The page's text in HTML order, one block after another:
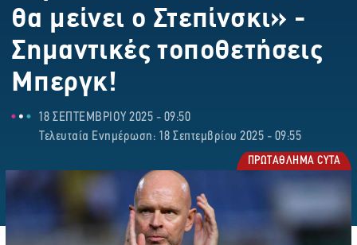
θα μείνει ο Στεπίνσκι» -
Σημαντικές τοποθετήσεις
Μπεργκ!
18 ΣΕΠΤΕΜΒΡΙΟΥ 2025 - 09:50
Τελευταία Ενημέρωση: 18 Σεπτεμβρίου 2025 - 09:55
ΠΡΩΤΑΘΛΗΜΑ CYTA